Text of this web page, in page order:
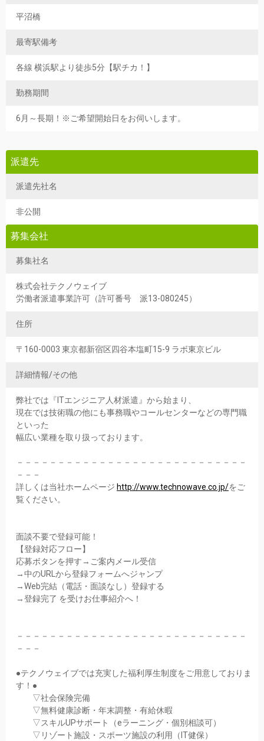
平沼橋
最寄駅備考
各線 横浜駅より徒歩5分【駅チカ！】
勤務期間
6月～長期！※ご希望開始日をお伺いします。
派遣先
派遣先社名
非公開
募集会社
募集社名
株式会社テクノウェイブ
労働者派遣事業許可（許可番号 派13-080245）
住所
〒160-0003 東京都新宿区四谷本塩町15-9 ラボ東京ビル
詳細情報/その他
弊社では『ITエンジニア人材派遣』から始まり、
現在では技術職の他にも事務職やコールセンターなどの専門職
といった
幅広い業種を取り扱っております。
－－－－－－－－－－－－－－－－－－－－－－－－－－－－
－－－
詳しくは当社ホームページ http://www.technowave.co.jp/をご
覧ください。
面談不要で登録可能！
【登録対応フロー】
応募ボタンを押す→ご案内メール受信
→中のURLから登録フォームへジャンプ
→Web完結（電話・面談なし）登録する
→登録完了 を受けお仕事紹介へ！
－－－－－－－－－－－－－－－－－－－－－－－－－－－－
－－－
●テクノウェイブでは充実した福利厚生制度をご用意しておりま
す！●
▽社会保険完備
▽無料健康診断・年末調整・有給休暇
▽スキルUPサポート（eラーニング・個別相談可）
▽リゾート施設・スポーツ施設の利用（IT健保）